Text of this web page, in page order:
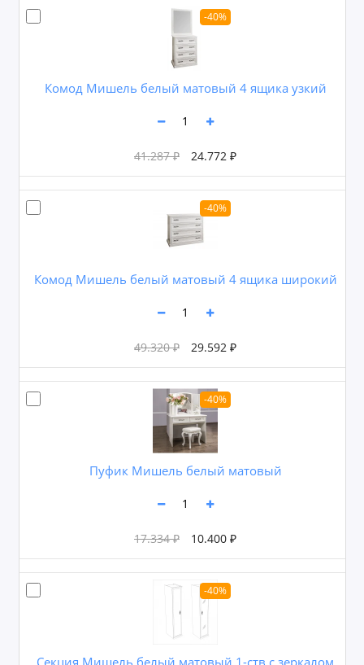
-40%
Комод Мишель белый матовый 4 ящика узкий
41.287 ₽ 24.772 ₽
-40%
Комод Мишель белый матовый 4 ящика широкий
49.320 ₽ 29.592 ₽
-40%
Пуфик Мишель белый матовый
17.334 ₽ 10.400 ₽
-40%
Секция Мишель белый матовый 1-ств с зеркалом